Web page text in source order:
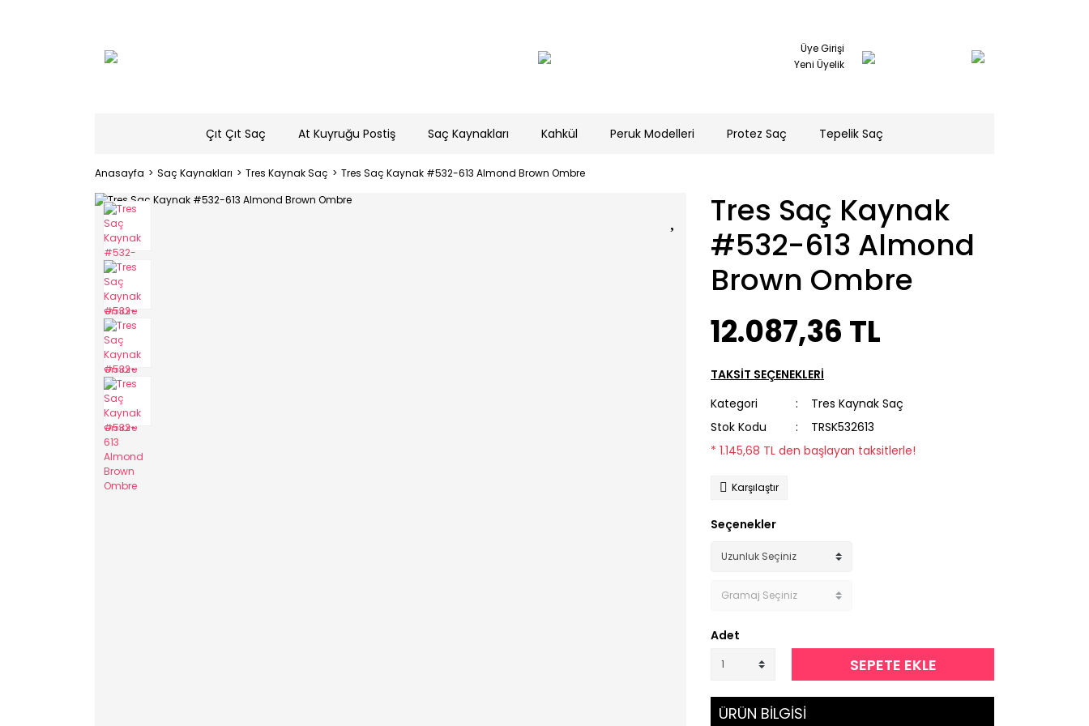
Üye Girişi
Yeni Üyelik
Çıt Çıt Saç At Kuyruğu Postiş Saç Kaynakları Kahkül Peruk Modelleri Protez Saç Tepelik Saç
Anasayfa Saç Kaynakları Tres Kaynak Saç Tres Saç Kaynak #532-613 Almond Brown Ombre
Tres Saç Kaynak
#532-613 Almond
Brown Ombre
12.087,36 TL
TAKSİT SEÇENEKLERİ
Kategori
Tres Kaynak Saç
Stok Kodu
TRSK532613
* 1.145,68 TL den başlayan taksitlerle!
Karşılaştır
Seçenekler
Adet
SEPETE EKLE
ÜRÜN BİLGİSİ